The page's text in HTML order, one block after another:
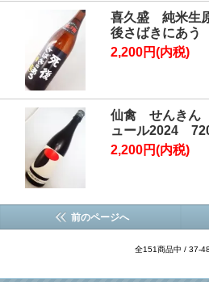
喜久盛 純米生
後さばきにあ
2,200円(内税)
仙禽 せんきん
ュール2024
2,200円(内税)
前のページへ
全151商品中 / 37-